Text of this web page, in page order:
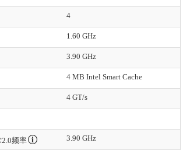
4
1.60 GHz
3.90 GHz
4 MB Intel Smart Cache
4 GT/s
频率 3.90 GHz